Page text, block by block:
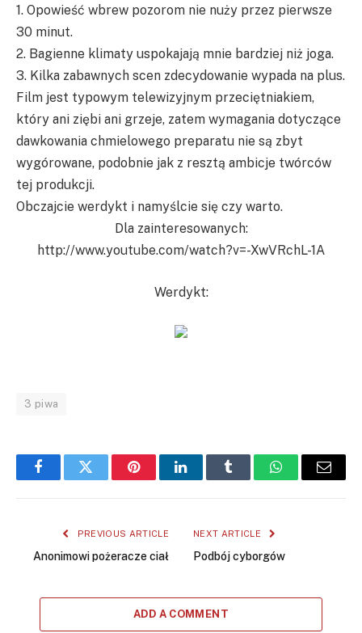
1. Opowieść wbrew pozorom nie nuży przez pierwsze
30 minut.
2. Bagienne klimaty uspokajają mnie bardziej niż joga.
3. Kilka zabawnych scen zdecydowanie wypada na plus.
Film jest typowym telewizyjnym przeciętniakiem,
który ani ziębi ani grzeje, zatem wymagania dotyczące
dawkowania chmielowego preparatu nie są zbyt
wygórowane, podobnie jak z resztą ambicje twórców
tej produkcji.
Obczajcie werdykt i namyślcie się czy warto.
Dla zainteresowanych:
http://www.youtube.com/watch?v=-XwVRchL-1A
Werdykt:
3 piwa
FacebookTwitter PinterestLinkedInTumblr WhatsAppEmail
PREVIOUS ARTICLE
Anonimowi pożeracze ciał
NEXT ARTICLE
Podbój cyborgów
ADD A COMMENT